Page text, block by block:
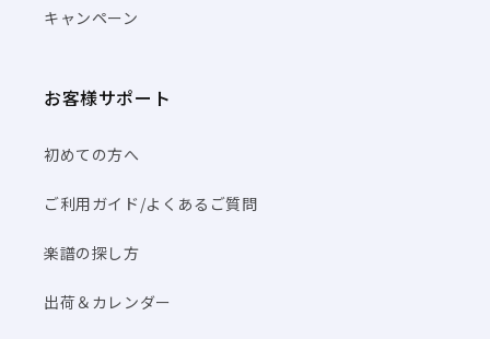
キャンペーン
お客様サポート
初めての方へ
ご利用ガイド/よくあるご質問
楽譜の探し方
出荷＆カレンダー